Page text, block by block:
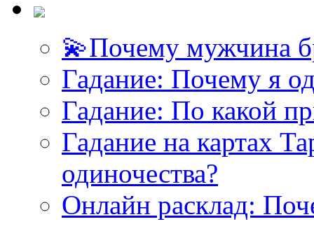
💫Почему мужчина
Гадание: Почему я
Гадание: По какой
Гадание на картах
одиночества?
Онлайн расклад: